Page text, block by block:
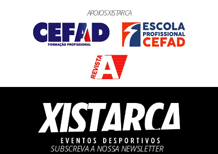
APOIOS XISTARCA
SUBSCREVA A NOSSA NEWSLETTER